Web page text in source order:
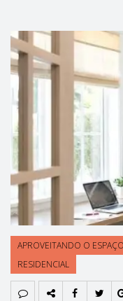
APROVEITANDO O ESPAÇO
RESIDENCIAL